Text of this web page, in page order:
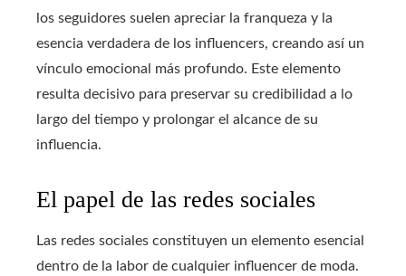
los seguidores suelen apreciar la franqueza y la
esencia verdadera de los influencers, creando así un
vínculo emocional más profundo. Este elemento
resulta decisivo para preservar su credibilidad a lo
largo del tiempo y prolongar el alcance de su
influencia.
El papel de las redes sociales
Las redes sociales constituyen un elemento esencial
dentro de la labor de cualquier influencer de moda.